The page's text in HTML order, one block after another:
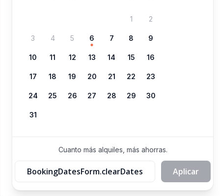
1 2
3 4 5 6 7 8 9
10 11 12 13 14 15 16
17 18 19 20 21 22 23
24 25 26 27 28 29 30
31
Cuanto más alquiles, más ahorras.
BookingDatesForm.clearDates Aplicar